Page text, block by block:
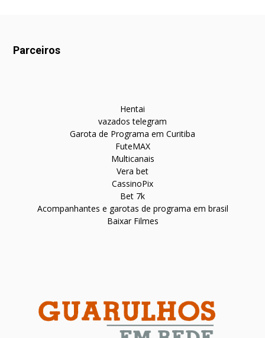
Parceiros
Hentai
vazados telegram
Garota de Programa em Curitiba
FuteMAX
Multicanais
Vera bet
CassinoPix
Bet 7k
Acompanhantes e garotas de programa em brasil
Baixar Filmes